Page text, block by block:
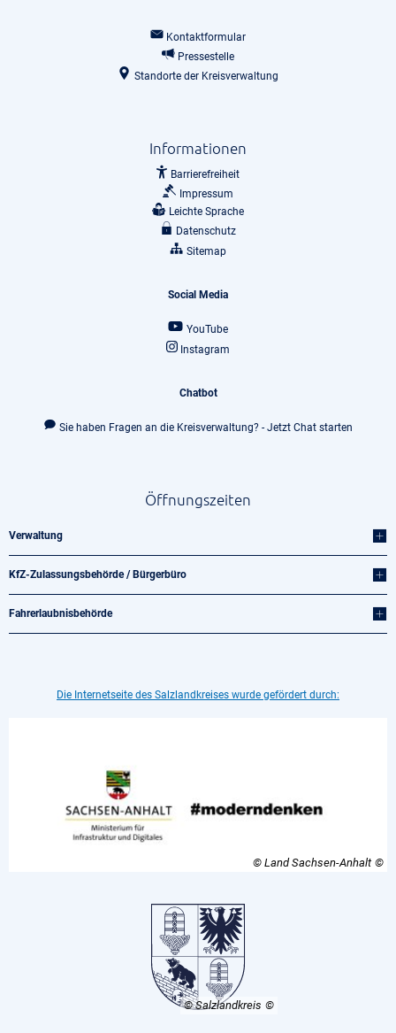
Kontaktformular
Pressestelle
Standorte der Kreisverwaltung
Informationen
Barrierefreiheit
Impressum
Leichte Sprache
Datenschutz
Sitemap
Social Media
YouTube
Instagram
Chatbot
Sie haben Fragen an die Kreisverwaltung? - Jetzt Chat starten
Öffnungszeiten
Verwaltung
KfZ-Zulassungsbehörde / Bürgerbüro
Fahrerlaubnisbehörde
Die Internetseite des Salzlandkreises wurde gefördert durch:
© Land Sachsen-Anhalt
© Salzlandkreis